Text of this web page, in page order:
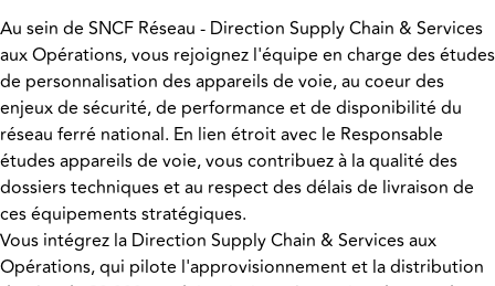
Au sein de SNCF Réseau - Direction Supply Chain & Services
aux Opérations, vous rejoignez l'équipe en charge des études
de personnalisation des appareils de voie, au coeur des
enjeux de sécurité, de performance et de disponibilité du
réseau ferré national. En lien étroit avec le Responsable
études appareils de voie, vous contribuez à la qualité des
dossiers techniques et au respect des délais de livraison de
ces équipements stratégiques.
Vous intégrez la Direction Supply Chain & Services aux
Opérations, qui pilote l'approvisionnement et la distribution